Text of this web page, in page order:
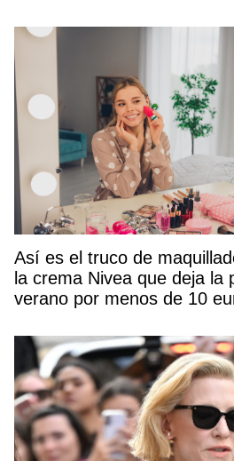
Así es el truco de
la crema Nivea que deja la
verano por menos de 10